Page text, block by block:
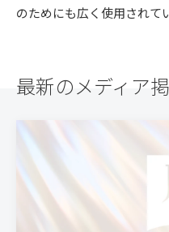
のためにも広く使用されて
最新のメディア